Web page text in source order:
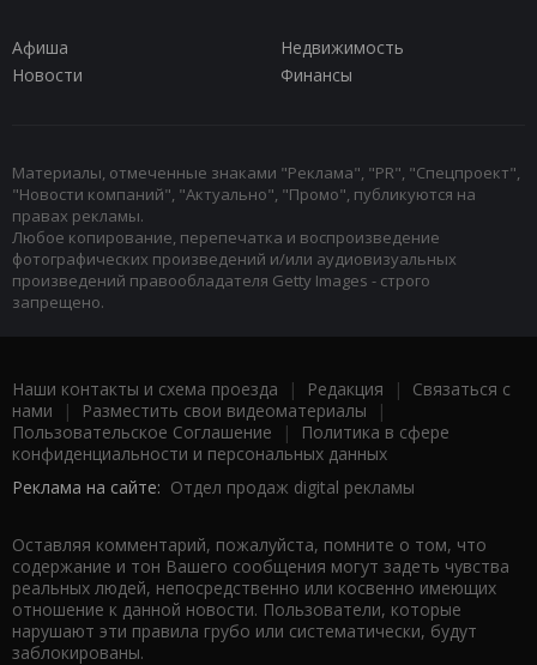
Афиша
Недвижимость
Новости
Финансы
Материалы, отмеченные знаками "Реклама", "PR", "Спецпроект",
"Новости компаний", "Актуально", "Промо", публикуются на
правах рекламы.
Любое копирование, перепечатка и воспроизведение
фотографических произведений и/или аудиовизуальных
произведений правообладателя Getty Images - строго
запрещено.
Наши контакты и схема проезда | Редакция | Связаться с
нами | Разместить свои видеоматериалы |
Пользовательское Соглашение |
Политика в сфере
конфиденциальности и персональных данных
Реклама на сайте: Отдел продаж digital рекламы
Оставляя комментарий, пожалуйста, помните о том, что
содержание и тон Вашего сообщения могут задеть чувства
реальных людей, непосредственно или косвенно имеющих
отношение к данной новости. Пользователи, которые
нарушают эти правила грубо или систематически, будут
заблокированы.